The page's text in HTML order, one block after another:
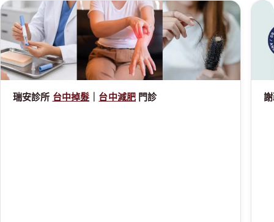
瑞安診所 台中掉髮 台中減肥 門診